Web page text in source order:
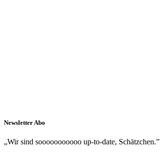
Newsletter Abo
„Wir sind sooooooooooo up-to-date, Schätzchen.”